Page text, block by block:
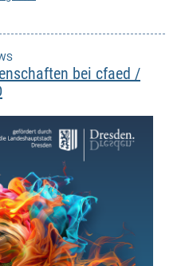
bei cfaed /